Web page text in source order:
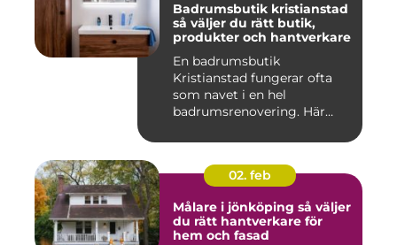
Badrumsbutik kristianstad
så väljer du rätt butik,
produkter och hantverkare
En badrumsbutik
Kristianstad fungerar ofta
som navet i en hel
badrumsrenovering. Här
02. feb
Målare i jönköping så väljer
du rätt hantverkare för
hem och fasad